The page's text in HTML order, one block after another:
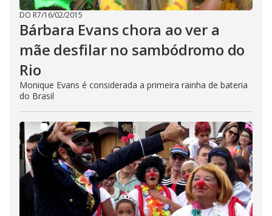
DO R7/16/02/2015
Bárbara Evans chora ao ver a
mãe desfilar no sambódromo do
Rio
Monique Evans é considerada a primeira rainha de bateria
do Brasil